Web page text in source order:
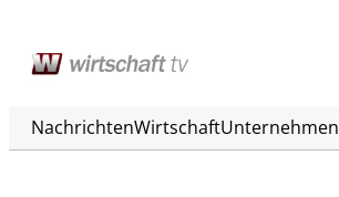
NachrichtenWirtschaftUnternehmen